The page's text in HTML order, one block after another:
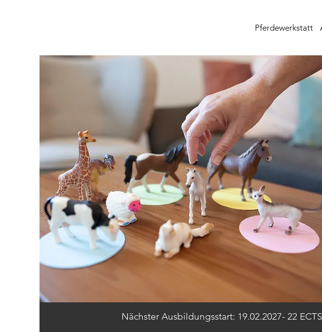
Pferdewerkstatt
Nächster Ausbildungsstart: 19.02.2027- 22